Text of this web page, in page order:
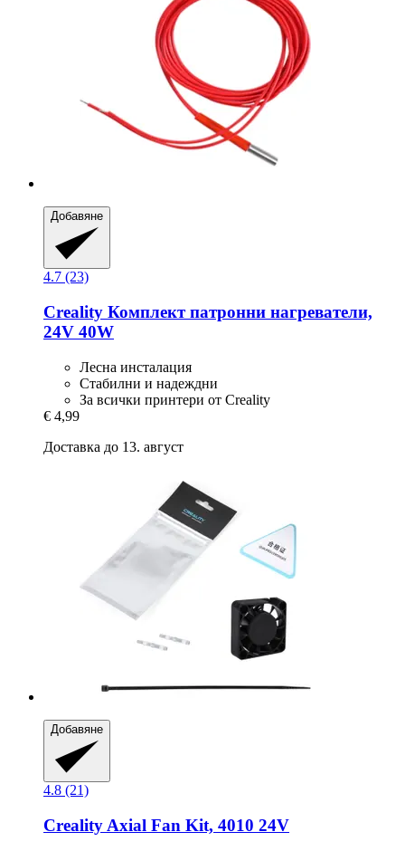
Добавяне
4.7 (23)
Creality Комплект патронни нагреватели,
24V 40W
Лесна инсталация
Стабилни и надеждни
За всички принтери от Creality
€ 4,99
Доставка до 13. август
Добавяне
4.8 (21)
Creality Axial Fan Kit, 4010 24V